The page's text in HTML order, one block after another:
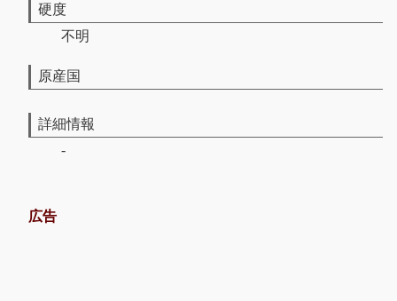
硬度
不明
原産国
詳細情報
-
広告